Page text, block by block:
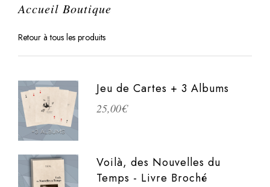
Accueil Boutique
Retour à tous les produits
Jeu de Cartes + 3 Albums
25,00€
Voilà, des Nouvelles du
Temps - Livre Broché